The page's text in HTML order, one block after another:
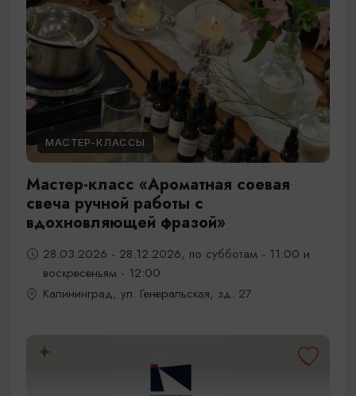
МАСТЕР-КЛАССЫ
Мастер-класс «Ароматная соевая
свеча ручной работы с
вдохновляющей фразой»
28.03.2026 - 28.12.2026, по субботам - 11:00 и
воскресеньям - 12:00
Калининград, ул. Генеральская, зд. 27